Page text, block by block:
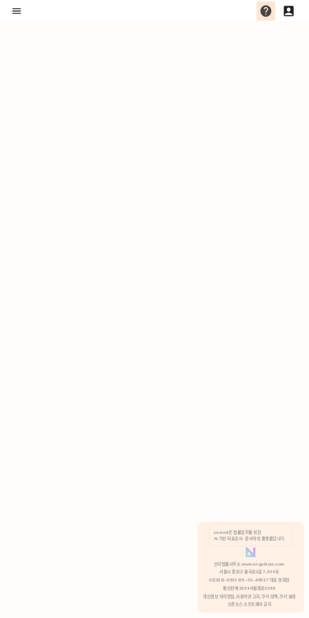
분석 쿠키 허용
Lawvot은 법률업무를 위한
AI 기반 자료조사 · 문서작성 플랫폼입니다.
안국법률사무소 www.anguklaw.com
서울시 종로구 율곡로2길 7, 304호
02)3210-3330 105-05-48527 대표 정희찬
통신판매 2024서울종로0248
개인정보 처리방침, 이용약관 고지, 쿠키 정책, 쿠키 설정
오픈소스 소프트웨어 공지